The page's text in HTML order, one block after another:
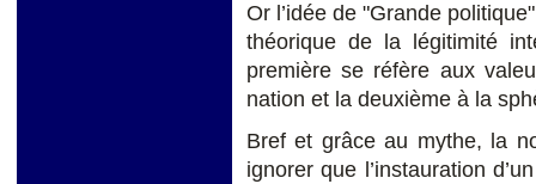
Or l’idée de "Grande
théorique de la légitimité
première se réfère aux
nation et la deuxième à la
Bref et grâce au mythe, la
ignorer que l’instauration